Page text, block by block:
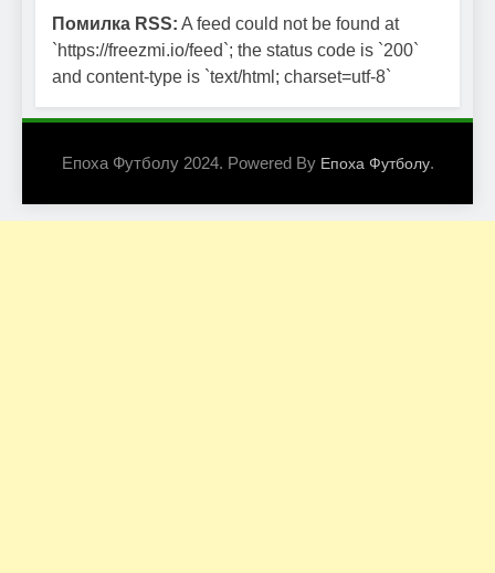
Помилка RSS: A feed could not be found at
`https://freezmi.io/feed`; the status code is `200`
and content-type is `text/html; charset=utf-8`
Епоха Футболу 2024. Powered By Епоха Футболу.